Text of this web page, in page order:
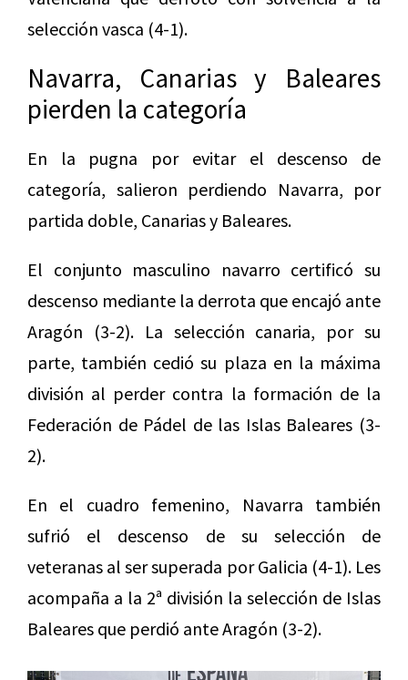
selección vasca (4-1).
Navarra, Canarias y Baleares
pierden la categoría
En la pugna por evitar el descenso de
categoría, salieron perdiendo Navarra, por
partida doble, Canarias y Baleares.
El conjunto masculino navarro certificó su
descenso mediante la derrota que encajó ante
Aragón (3-2). La selección canaria, por su
parte, también cedió su plaza en la máxima
división al perder contra la formación de la
Federación de Pádel de las Islas Baleares (3-
2).
En el cuadro femenino, Navarra también
sufrió el descenso de su selección de
veteranas al ser superada por Galicia (4-1). Les
acompaña a la 2ª división la selección de Islas
Baleares que perdió ante Aragón (3-2).